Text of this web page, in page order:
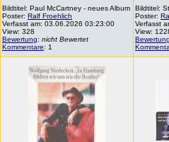
Bildtitel: Paul McCartney - neues Album
Poster: Ralf Froehlich
Verfasst am: 03.06.2026 03:23:00
View: 328
Bewertung: nicht Bewertet
Kommentare: 1
Bildtitel:
Poster:
Verfasst
View: